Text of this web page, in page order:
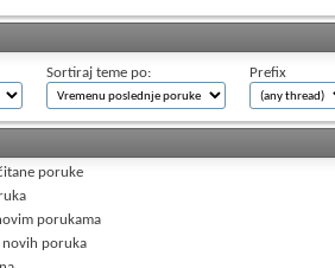
Sortiraj teme po: Prefix
poruke
porukama
novih poruka